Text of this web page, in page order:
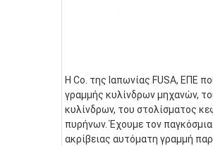
Η Co. της Ιαπωνίας FUSA, ΕΠΕ
γραμμής κυλίνδρων μηχανών,
κυλίνδρων, του στολίσματος
πυρήνων. Έχουμε τον
ακρίβειας αυτόματη γραμμή